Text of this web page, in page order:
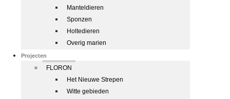
Manteldieren
Sponzen
Holtedieren
Overig marien
Projecten
FLORON
Het Nieuwe Strepen
Witte gebieden